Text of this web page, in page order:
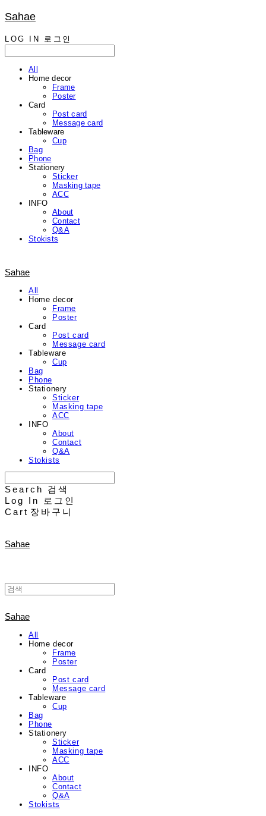
Sahae
LOG IN 로그인
All
Home decor
Frame
Poster
Card
Post card
Message card
Tableware
Cup
Bag
Phone
Stationery
Sticker
Masking tape
ACC
INFO
About
Contact
Q&A
Stokists
Sahae
All
Home decor
Frame
Poster
Card
Post card
Message card
Tableware
Cup
Bag
Phone
Stationery
Sticker
Masking tape
ACC
INFO
About
Contact
Q&A
Stokists
Search
검색
Log In
로그인
Cart 장바구니
Sahae
Sahae
All
Home decor
Frame
Poster
Card
Post card
Message card
Tableware
Cup
Bag
Phone
Stationery
Sticker
Masking tape
ACC
INFO
About
Contact
Q&A
Stokists